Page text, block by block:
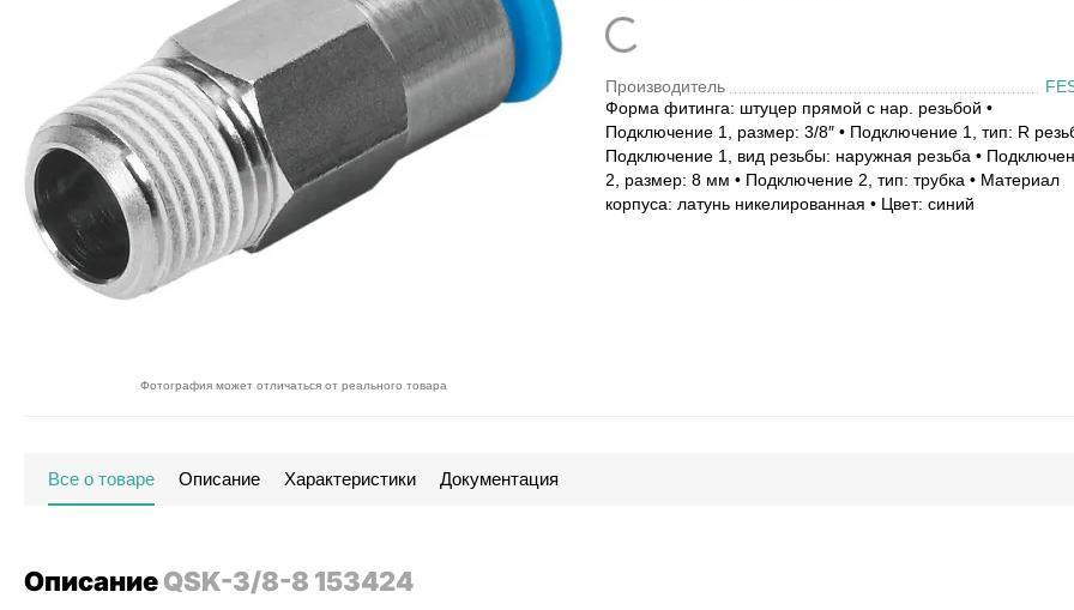
Фотография может отличаться от реального товара
Производитель
Форма фитинга: штуцер прямой с нар. резьбой •
Подключение 1, размер: 3/8″ • Подключение 1, тип: R
Подключение 1, вид резьбы: наружная резьба •
2, размер: 8 мм • Подключение 2, тип: трубка • Материал
корпуса: латунь никелированная • Цвет: синий
Все о товаре Описание Характеристики Документация
ОписаниеQSK-3/8-8 153424